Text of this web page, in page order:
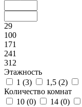
29
100
171
241
312
Этажность
1 (3) 1,5 (2)
Количество комнат
10 (0) 14 (0)